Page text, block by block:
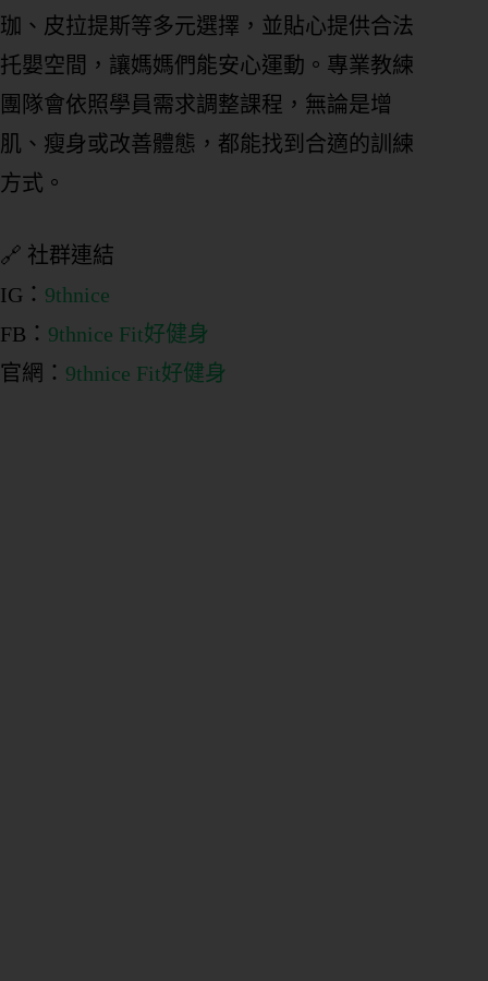
珈、皮拉提斯等多元選擇，並貼心提供合法
托嬰空間，讓媽媽們能安心運動。專業教練
團隊會依照學員需求調整課程，無論是增
肌、瘦身或改善體態，都能找到合適的訓練
方式。
🔗 社群連結
IG： 9thnice
FB： 9thnice Fit好健身
官網： 9thnice Fit好健身